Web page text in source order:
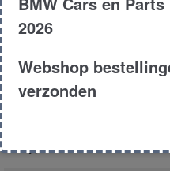
Carroserie :
Motor type :
Type :
2026
Webshop
verzonden